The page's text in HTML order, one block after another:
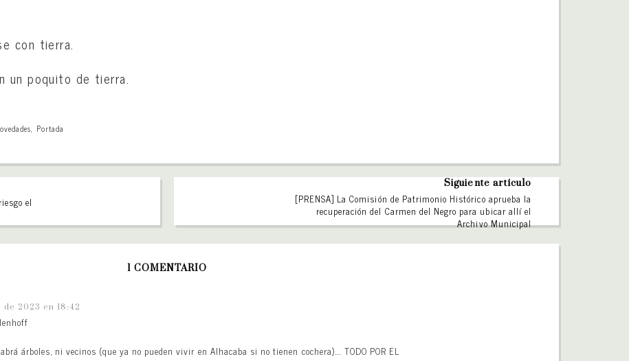
con tierra.
un poquito de tierra.
, Portada
el
Siguiente artículo
[PRENSA] La Comisión de Patrimonio Histórico aprueba la
recuperación del Carmen del Negro para ubicar allí el
Archivo Municipal
1 COMENTARIO
2023 en 18:42
árboles, ni vecinos (que ya no pueden vivir en Alhacaba si no tienen cochera)…. TODO POR EL